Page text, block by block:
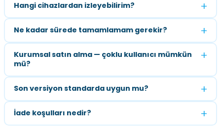
Hangi cihazlardan izleyebilirim?
Ne kadar sürede tamamlamam gerekir?
Kurumsal satın alma — çoklu kullanıcı mümkün
mü?
Son versiyon standarda uygun mu?
İade koşulları nedir?